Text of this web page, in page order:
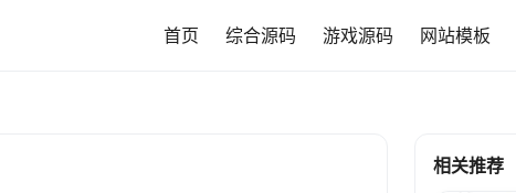
首页 综合源码 游戏源码 网站模板
相关推荐